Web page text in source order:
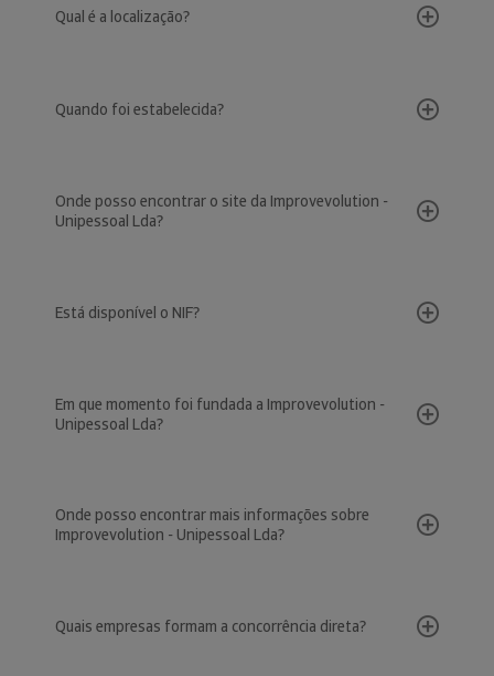
Qual é a localização?
Quando foi estabelecida?
Onde posso encontrar o site da Improvevolution -
Unipessoal Lda?
Está disponível o NIF?
Em que momento foi fundada a Improvevolution -
Unipessoal Lda?
Onde posso encontrar mais informações sobre
Improvevolution - Unipessoal Lda?
Quais empresas formam a concorrência direta?